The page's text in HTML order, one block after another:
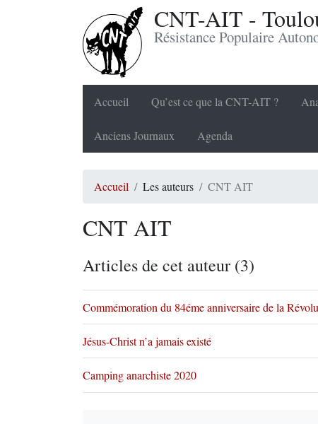
CNT-AIT -
Résistance Populaire
Accueil Qu’est ce que la CNT-AIT ?
Anciens Journaux Agenda
Accueil Les auteurs CNT AIT
CNT AIT
Articles de cet auteur (3)
Commémoration du 84éme anniversaire de la
Jésus-Christ n’a jamais existé
Camping anarchiste 2020